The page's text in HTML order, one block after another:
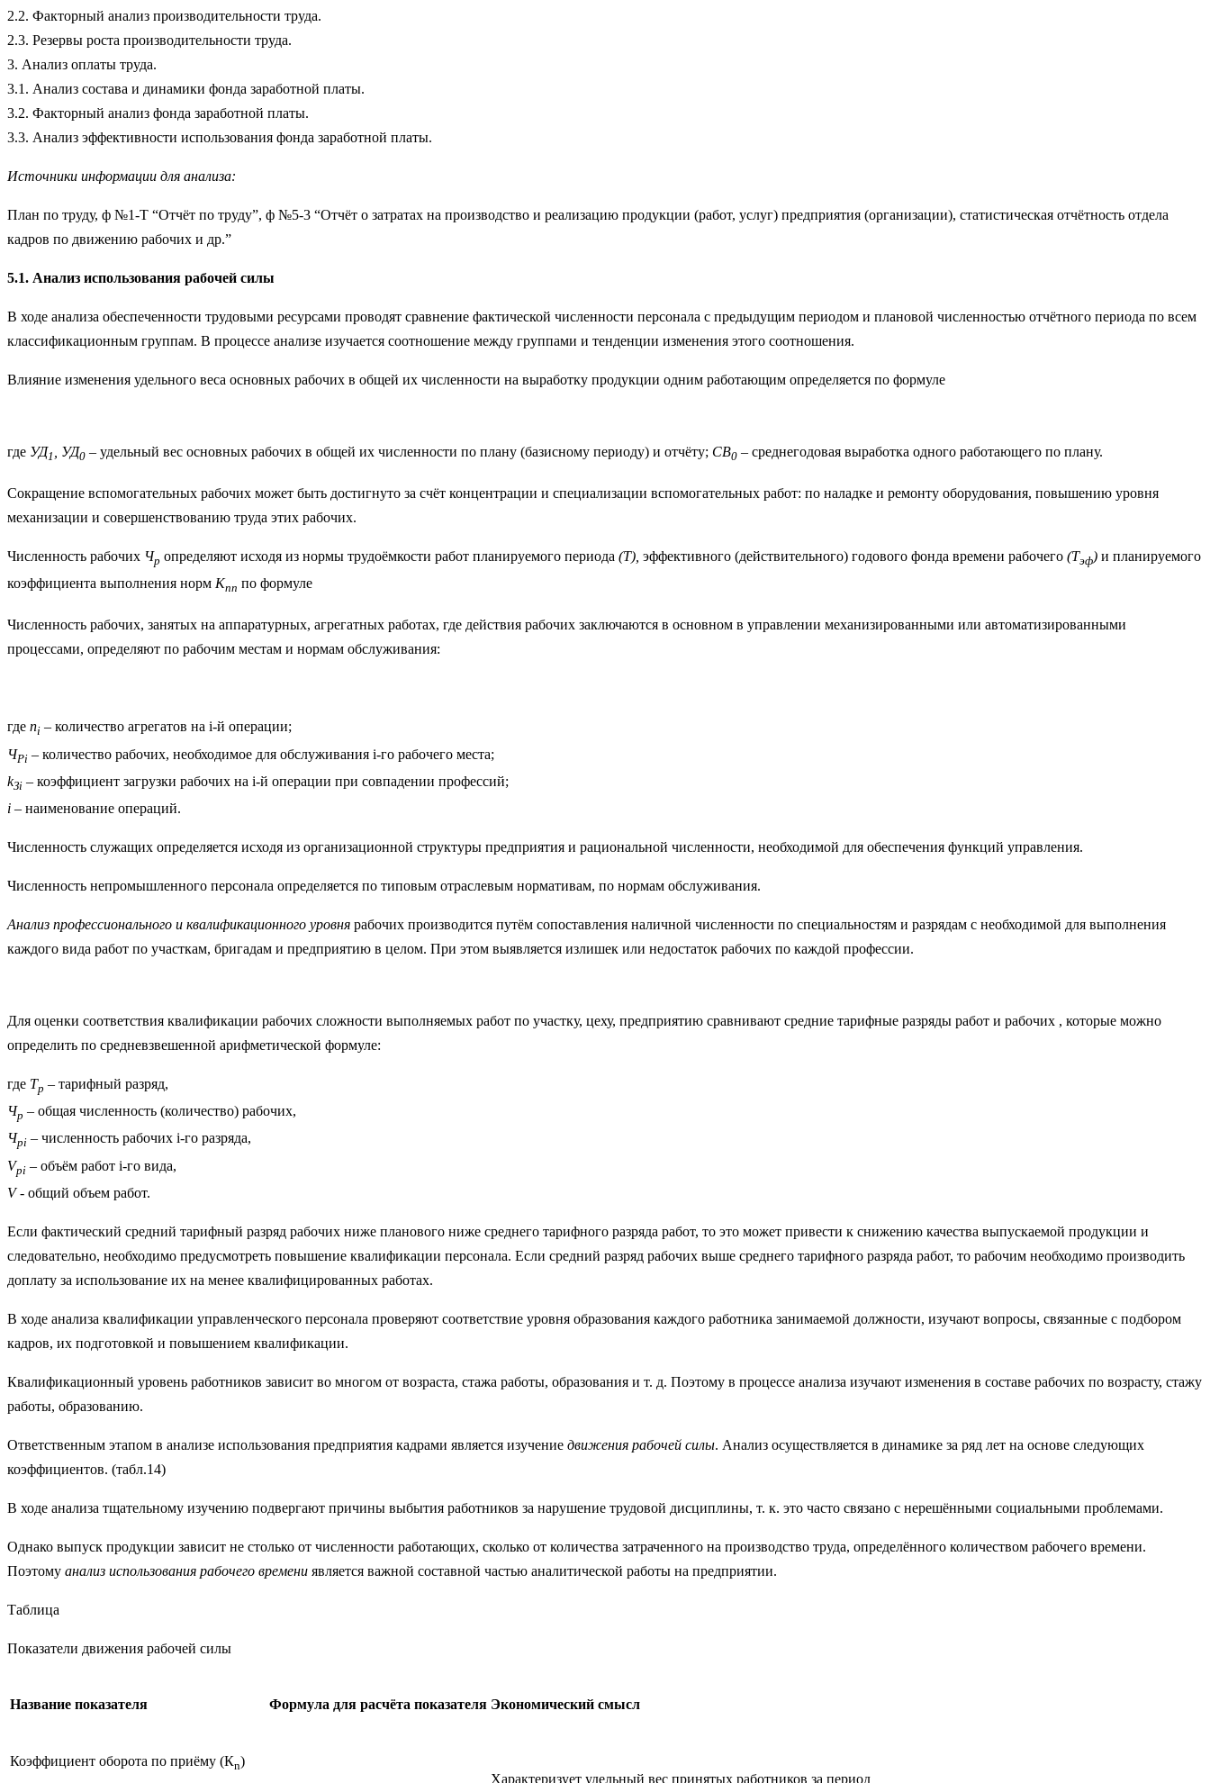
2.2. Факторный анализ производительности труда.
2.3. Резервы роста производительности труда.
3. Анализ оплаты труда.
3.1. Анализ состава и динамики фонда заработной платы.
3.2. Факторный анализ фонда заработной платы.
3.3. Анализ эффективности использования фонда заработной платы.
Источники информации для анализа:
План по труду, ф №1-Т “Отчёт по труду”, ф №5-3 “Отчёт о затратах на производство и реализацию продукции (работ, услуг) предприятия (организации), статистическая отчётность отдела
кадров по движению рабочих и др.”
5.1. Анализ использования рабочей силы
В ходе анализа обеспеченности трудовыми ресурсами проводят сравнение фактической численности персонала с предыдущим периодом и плановой численностью отчётного периода по всем
классификационным группам. В процессе анализе изучается соотношение между группами и тенденции изменения этого соотношения.
Влияние изменения удельного веса основных рабочих в общей их численности на выработку продукции одним работающим определяется по формуле
где УД1 , УД0 – удельный вес основных рабочих в общей их численности по плану (базисному периоду) и отчёту; СВ0 – среднегодовая выработка одного работающего по плану.
Сокращение вспомогательных рабочих может быть достигнуто за счёт концентрации и специализации вспомогательных работ: по наладке и ремонту оборудования, повышению уровня
механизации и совершенствованию труда этих рабочих.
Численность рабочих Чр определяют исходя из нормы трудоёмкости работ планируемого периода (Т), эффективного (действительного) годового фонда времени рабочего (Тэф) и планируемого
коэффициента выполнения норм Кnn по формуле
Численность рабочих, занятых на аппаратурных, агрегатных работах, где действия рабочих заключаются в основном в управлении механизированными или автоматизированными
процессами, определяют по рабочим местам и нормам обслуживания:
где ni – количество агрегатов на i-й операции;
ЧPi – количество рабочих, необходимое для обслуживания i-го рабочего места;
kЗi – коэффициент загрузки рабочих на i-й операции при совпадении профессий;
i – наименование операций.
Численность служащих определяется исходя из организационной структуры предприятия и рациональной численности, необходимой для обеспечения функций управления.
Численность непромышленного персонала определяется по типовым отраслевым нормативам, по нормам обслуживания.
Анализ профессионального и квалификационного уровня рабочих производится путём сопоставления наличной численности по специальностям и разрядам с необходимой для выполнения
каждого вида работ по участкам, бригадам и предприятию в целом. При этом выявляется излишек или недостаток рабочих по каждой профессии.
Для оценки соответствия квалификации рабочих сложности выполняемых работ по участку, цеху, предприятию сравнивают средние тарифные разряды работ и рабочих , которые можно
определить по средневзвешенной арифметической формуле:
где Тр – тарифный разряд,
Чp – общая численность (количество) рабочих,
Чpi – численность рабочих i-го разряда,
Vрi – объём работ i-го вида,
V- общий объем работ.
Если фактический средний тарифный разряд рабочих ниже планового ниже среднего тарифного разряда работ, то это может привести к снижению качества выпускаемой продукции и
следовательно, необходимо предусмотреть повышение квалификации персонала. Если средний разряд рабочих выше среднего тарифного разряда работ, то рабочим необходимо производить
доплату за использование их на менее квалифицированных работах.
В ходе анализа квалификации управленческого персонала проверяют соответствие уровня образования каждого работника занимаемой должности, изучают вопросы, связанные с подбором
кадров, их подготовкой и повышением квалификации.
Квалификационный уровень работников зависит во многом от возраста, стажа работы, образования и т. д. Поэтому в процессе анализа изучают изменения в составе рабочих по возрасту, стажу
работы, образованию.
Ответственным этапом в анализе использования предприятия кадрами является изучение движения рабочей силы. Анализ осуществляется в динамике за ряд лет на основе следующих
коэффициентов. (табл.14)
В ходе анализа тщательному изучению подвергают причины выбытия работников за нарушение трудовой дисциплины, т. к. это часто связано с нерешёнными социальными проблемами.
Однако выпуск продукции зависит не столько от численности работающих, сколько от количества затраченного на производство труда, определённого количеством рабочего времени.
Поэтому анализ использования рабочего времени является важной составной частью аналитической работы на предприятии.
Таблица
Показатели движения рабочей силы
Название показателя Формула для расчёта показателя Экономический смысл
Коэффициент оборота по приёму (Кn)
Характеризует удельный вес принятых работников за период